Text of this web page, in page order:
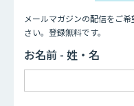
メールマガジンの配信をご
さい。登録無料です。
お名前 - 姓・名